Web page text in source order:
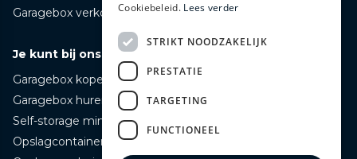
Garagebox verkopen
Je kunt bij ons terecht voor
Garagebox kopen
Garagebox huren
Self-storage mini opslag huren
Opslagcontainer huren
Cookiebeleid. Lees verder
STRIKT NOODZAKELIJK
PRESTATIE
TARGETING
FUNCTIONEEL